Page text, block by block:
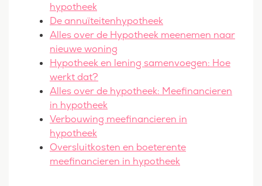
hypotheek
De annuïteitenhypotheek
Alles over de Hypotheek meenemen naar
nieuwe woning
Hypotheek en lening samenvoegen: Hoe
werkt dat?
Alles over de hypotheek: Meefinancieren
in hypotheek
Verbouwing meefinancieren in
hypotheek
Oversluitkosten en boeterente
meefinancieren in hypotheek